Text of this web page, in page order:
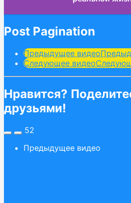
Post Pagination
Предыдущее видео
Следующее видео
Нравится?
друзьями!
52
Предыдущее видео